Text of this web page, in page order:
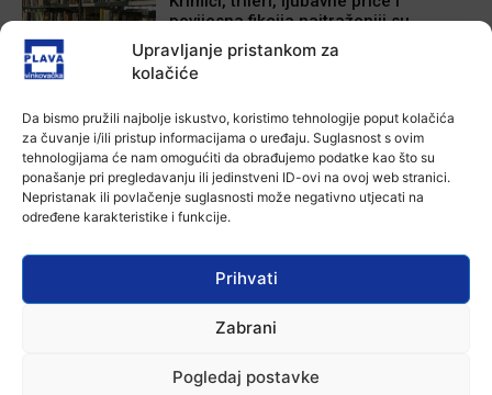
Upravljanje pristankom za
kolačiće
Da bismo pružili najbolje iskustvo, koristimo tehnologije poput kolačića
za čuvanje i/ili pristup informacijama o uređaju. Suglasnost s ovim
tehnologijama će nam omogućiti da obrađujemo podatke kao što su
ponašanje pri pregledavanju ili jedinstveni ID-ovi na ovoj web stranici.
Nepristanak ili povlačenje suglasnosti može negativno utjecati na
određene karakteristike i funkcije.
Prihvati
Zabrani
Pogledaj postavke
povijesna fikcija najtraženiji su
žanrovi ovoga ljeta u vinkovačkoj
knjižnici
6 kolovoza, 2026
Aktualno
Iz Vinkovačkog vodovoda i
kanalizacije najavljuju smanjenje
tlaka u vodovodnoj mreži
6 kolovoza, 2026
Poziv na racionalno korištenje vode
6 kolovoza, 2026